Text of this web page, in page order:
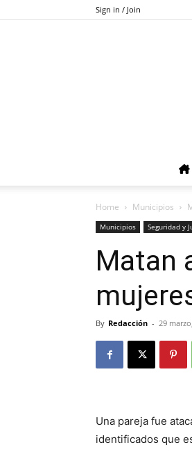
Sign in / Join
Home Municipios
Municipios Seguridad y
Matan
By Redacción - 29
Una pareja fue
identificados que